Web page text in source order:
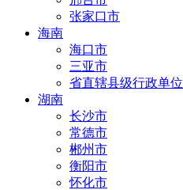
张家口市
海南
海口市
三亚市
省直辖县级行政单位
湖南
长沙市
常德市
郴州市
衡阳市
怀化市